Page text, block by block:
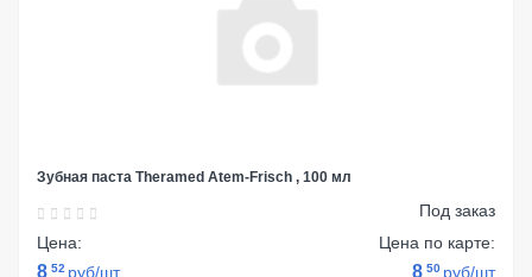
Зубная паста Theramed Atem-Frisch , 100 мл
Под заказ
Цена:
8 52 руб/шт
Цена по карте:
8 50 руб/шт